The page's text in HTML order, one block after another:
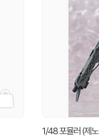
1/48 포뮬러 (제